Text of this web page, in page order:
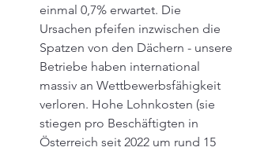
einmal 0,7% erwartet. Die
Ursachen pfeifen inzwischen die
Spatzen von den Dächern - unsere
Betriebe haben international
massiv an Wettbewerbsfähigkeit
verloren. Hohe Lohnkosten (sie
stiegen pro Beschäftigten in
Österreich seit 2022 um rund 15